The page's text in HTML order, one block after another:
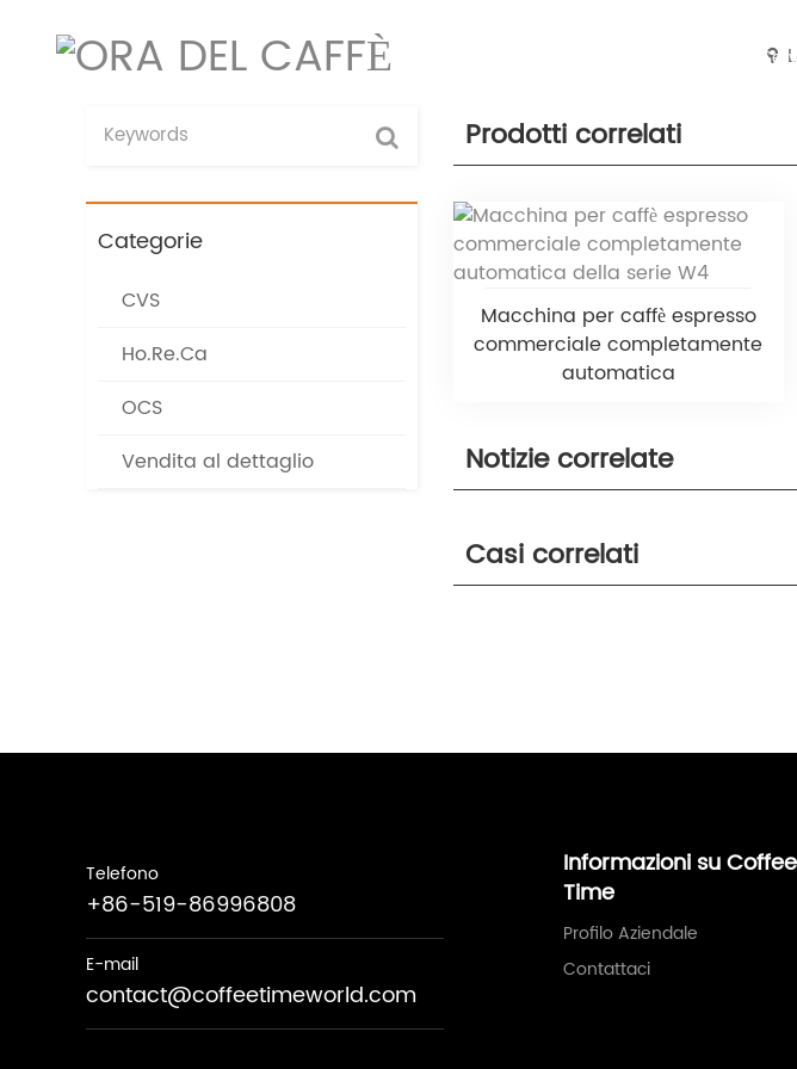
Categorie
CVS
Ho.Re.Ca
OCS
Vendita al dettaglio
Prodotti correlati
Macchina per caffè espresso
commerciale completamente
automatica
Notizie correlate
Casi correlati
Telefono
+86-519-86996808
E-mail
contact@coffeetimeworld.com
Informazioni su Coffee
Time
Profilo Aziendale
Contattaci